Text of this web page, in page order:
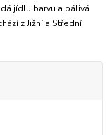
jídlu barvu a pálivá
z Jižní a Střední